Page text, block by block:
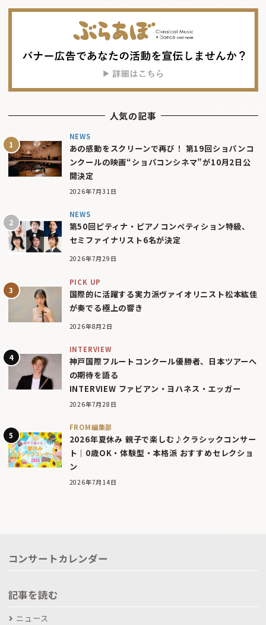
人気の記事
NEWS
あの感動をスクリーンで再び！ 第19回ショパンコ
ンクールの映画“ショパコンシネマ”が10月2日公
開決定
2026年7月31日
NEWS
第50回ピティナ・ピアノコンペティション特級、
セミファイナリスト6名が決定
2026年7月29日
PICK UP
国際的に活躍する実力派ヴァイオリニスト松本紘佳
が奏でる極上の響き
2026年8月2日
INTERVIEW
神戸国際フルートコンクール優勝者、日本ツアーへ
の期待を語る
INTERVIEW ファビアン・ヨハネス・エッガー
2026年7月28日
FROM編集部
2026年夏休み 親子で楽しむ♪クラシックコンサー
ト｜0歳OK・体験型・本格派 おすすめセレクショ
ン
2026年7月14日
コンサートカレンダー
記事を読む
ニュース